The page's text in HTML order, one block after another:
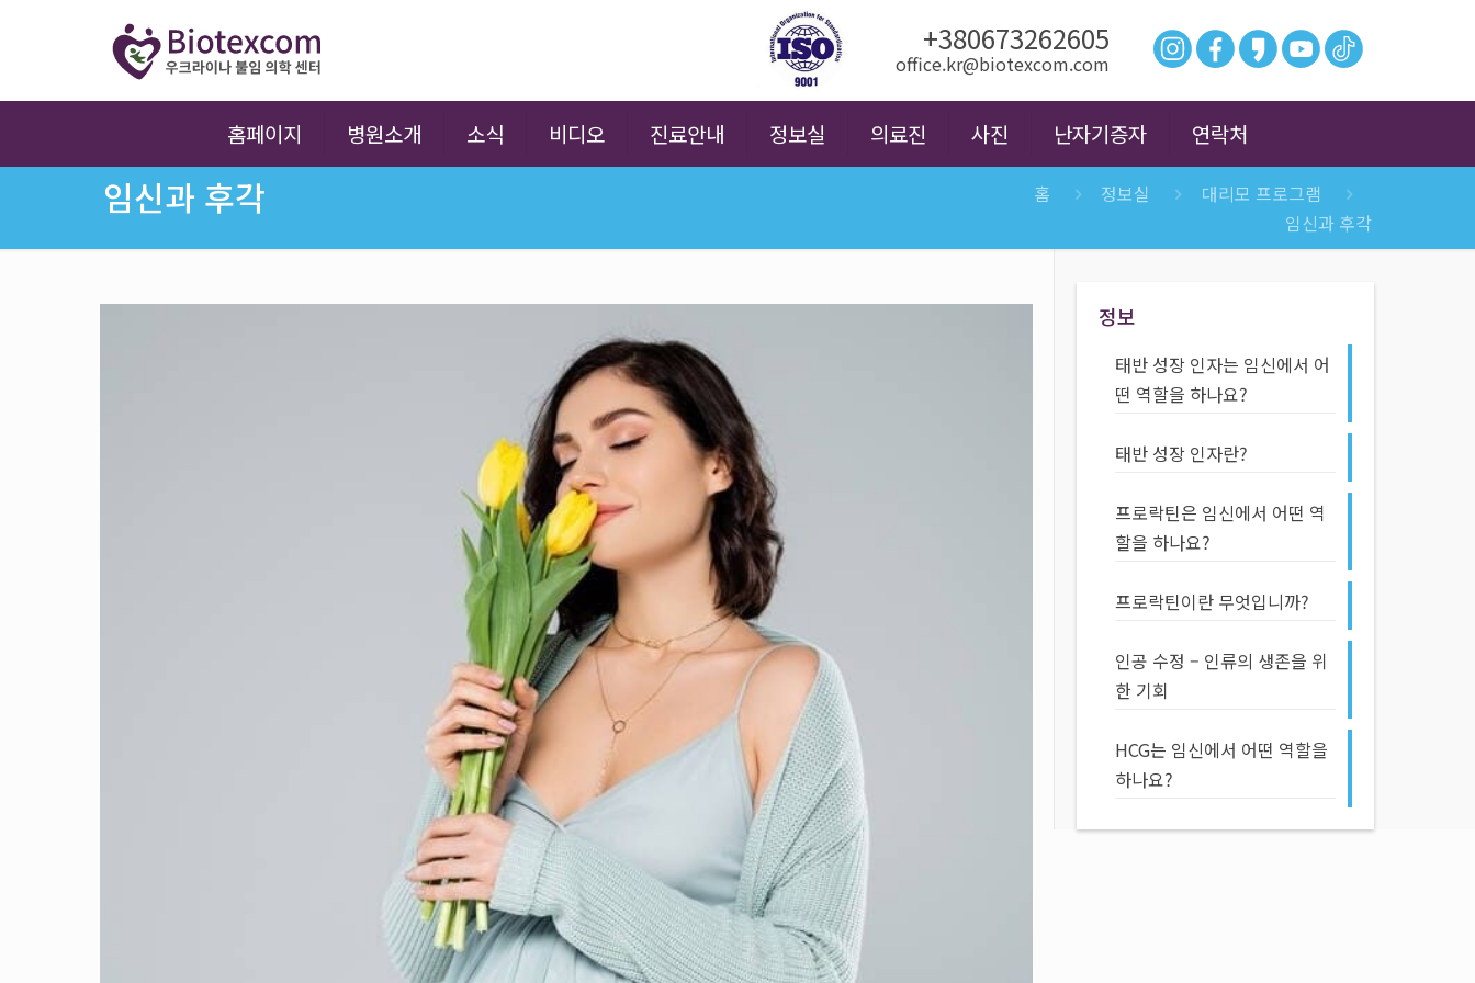
+380673262605
office.kr@biotexcom.com
홈페이지 병원소개 소식 비디오 진료안내 정보실 의료진 사진 난자기증자 연락처
임신과 후각 홈 정보실
대리모 프로그램
임신과 후각
정보
태반 성장 인자는 임신에서 어
떤 역할을 하나요?
태반 성장 인자란?
프로락틴은 임신에서 어떤 역
할을 하나요?
프로락틴이란 무엇입니까?
인공 수정 – 인류의 생존을 위
한 기회
HCG는 임신에서 어떤 역할을
하나요?